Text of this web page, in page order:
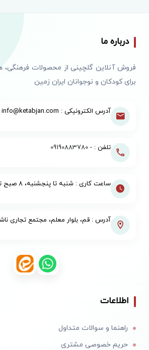
درباره ما
فروش آنلاین گلچینی از محصولات
برای کودکان و نوجوانان ایران زمین
آدرس الکترونیکی : info@ketabjan.com
تلفن : -09190883780
ساعت کاری : شنبه تا پنجشنبه، ۸ صبح تا ۱۷
آدرس : قم، بلوار معلم، مجتمع تجاری
اطلاعات
راهنما و سوالات متداول
حریم خصوصی مشتری